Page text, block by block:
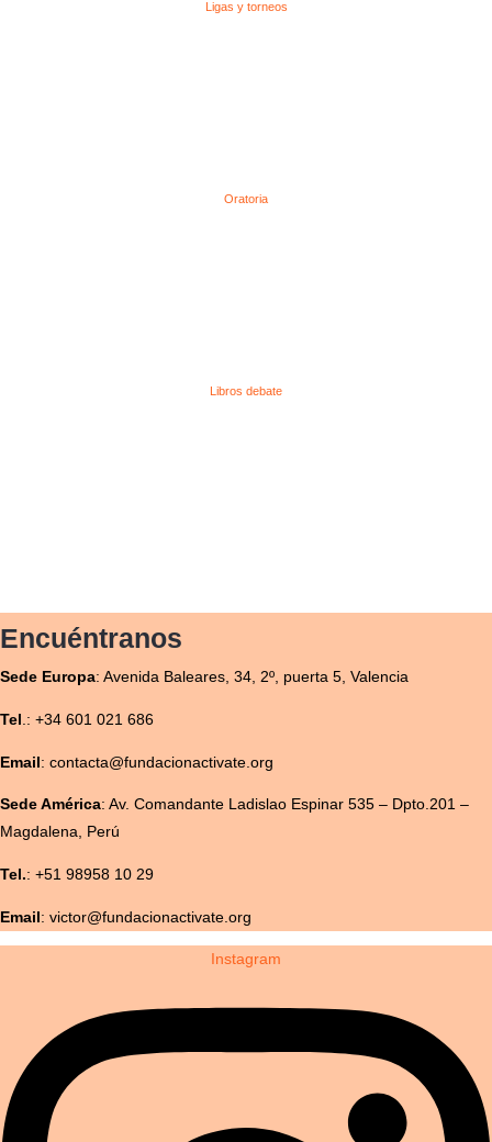
Ligas y torneos
Oratoria
Libros debate
Encuéntranos
Sede Europa: Avenida Baleares, 34, 2º, puerta 5, Valencia
Tel .: +34 601 021 686
Email: contacta@fundacionactivate.org
Sede América: Av. Comandante Ladislao Espinar 535 – Dpto.201 –
Magdalena, Perú
Tel.: +51 98958 10 29
Email: victor@fundacionactivate.org
Instagram